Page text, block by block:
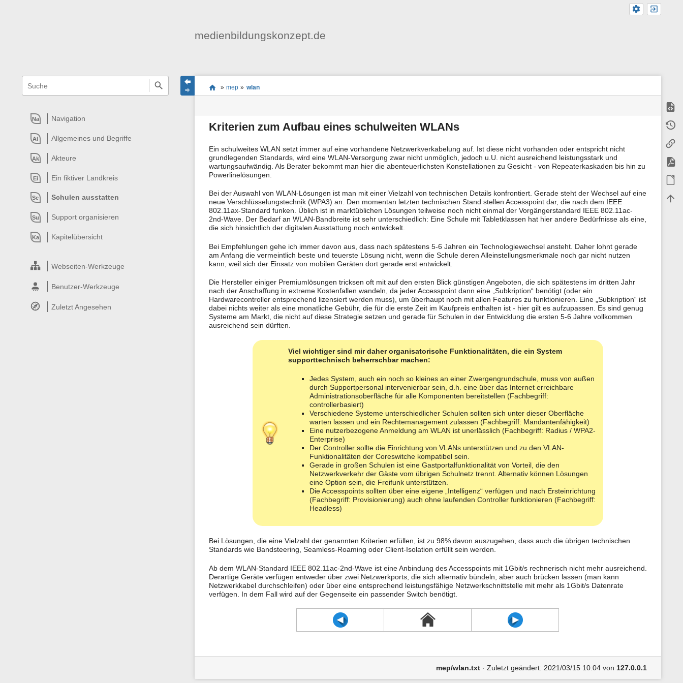
medienbildungskonzept.de
Wikiübergreifende
Schnellsuche
Na Navigation
Al Allgemeines und Begriffe
Ak Akteure
Ei Ein fiktiver Landkreis
Sc Schulen ausstatten
Su Support organisieren
Ka Kapitelübersicht
Webseiten-Werkzeuge
Benutzer-Werkzeuge
Zuletzt Angesehen
Seitenstatus
Standortanzeiger
Sie
befinden
» mep » wlan
Seiten-
PDF
ODT
M
Kriterien zum Aufbau eines schulweiten WLANs
Ein schulweites WLAN setzt immer auf eine vorhandene Netzwerkverkabelung auf. Ist diese nicht vorhanden oder entspricht nicht
grundlegenden Standards, wird eine WLAN-Versorgung zwar nicht unmöglich, jedoch u.U. nicht ausreichend leistungsstark und
wartungsaufwändig. Als Berater bekommt man hier die abenteuerlichsten Konstellationen zu Gesicht - von Repeaterkaskaden bis hin zu
Powerlinelösungen.
Bei der Auswahl von WLAN-Lösungen ist man mit einer Vielzahl von technischen Details konfrontiert. Gerade steht der Wechsel auf eine
neue Verschlüsselungstechnik (WPA3) an. Den momentan letzten technischen Stand stellen Accesspoint dar, die nach dem IEEE
802.11ax-Standard funken. Üblich ist in marktüblichen Lösungen teilweise noch nicht einmal der Vorgängerstandard IEEE 802.11ac-
2nd-Wave. Der Bedarf an WLAN-Bandbreite ist sehr unterschiedlich: Eine Schule mit Tabletklassen hat hier andere Bedürfnisse als eine,
die sich hinsichtlich der digitalen Ausstattung noch entwickelt.
Bei Empfehlungen gehe ich immer davon aus, dass nach spätestens 5-6 Jahren ein Technologiewechsel ansteht. Daher lohnt gerade
am Anfang die vermeintlich beste und teuerste Lösung nicht, wenn die Schule deren Alleinstellungsmerkmale noch gar nicht nutzen
kann, weil sich der Einsatz von mobilen Geräten dort gerade erst entwickelt.
Die Hersteller einiger Premiumlösungen tricksen oft mit auf den ersten Blick günstigen Angeboten, die sich spätestens im dritten Jahr
nach der Anschaffung in extreme Kostenfallen wandeln, da jeder Accesspoint dann eine „Subkription“ benötigt (oder ein
Hardwarecontroller entsprechend lizensiert werden muss), um überhaupt noch mit allen Features zu funktionieren. Eine „Subkription“ ist
dabei nichts weiter als eine monatliche Gebühr, die für die erste Zeit im Kaufpreis enthalten ist - hier gilt es aufzupassen. Es sind genug
Systeme am Markt, die nicht auf diese Strategie setzen und gerade für Schulen in der Entwicklung die ersten 5-6 Jahre vollkommen
ausreichend sein dürften.
Viel wichtiger sind mir daher organisatorische Funktionalitäten, die ein System
supporttechnisch beherrschbar machen:
Jedes System, auch ein noch so kleines an einer Zwergengrundschule, muss von außen
durch Supportpersonal intervenierbar sein, d.h. eine über das Internet erreichbare
Administrationsoberfläche für alle Komponenten bereitstellen (Fachbegriff:
controllerbasiert)
Verschiedene Systeme unterschiedlicher Schulen sollten sich unter dieser Oberfläche
warten lassen und ein Rechtemanagement zulassen (Fachbegriff: Mandantenfähigkeit)
Eine nutzerbezogene Anmeldung am WLAN ist unerlässlich (Fachbegriff: Radius / WPA2-
Enterprise)
Der Controller sollte die Einrichtung von VLANs unterstützen und zu den VLAN-
Funktionalitäten der Coreswitche kompatibel sein.
Gerade in großen Schulen ist eine Gastportalfunktionalität von Vorteil, die den
Netzwerkverkehr der Gäste vom übrigen Schulnetz trennt. Alternativ können Lösungen
eine Option sein, die Freifunk unterstützen.
Die Accesspoints sollten über eine eigene „Intelligenz“ verfügen und nach Ersteinrichtung
(Fachbegriff: Provisionierung) auch ohne laufenden Controller funktionieren (Fachbegriff:
Headless)
Bei Lösungen, die eine Vielzahl der genannten Kriterien erfüllen, ist zu 98% davon auszugehen, dass auch die übrigen technischen
Standards wie Bandsteering, Seamless-Roaming oder Client-Isolation erfüllt sein werden.
Ab dem WLAN-Standard IEEE 802.11ac-2nd-Wave ist eine Anbindung des Accesspoints mit 1Gbit/s rechnerisch nicht mehr ausreichend.
Derartige Geräte verfügen entweder über zwei Netzwerkports, die sich alternativ bündeln, aber auch brücken lassen (man kann
Netzwerkkabel durchschleifen) oder über eine entsprechend leistungsfähige Netzwerkschnittstelle mit mehr als 1Gbit/s Datenrate
verfügen. In dem Fall wird auf der Gegenseite ein passender Switch benötigt.
mep/wlan.txt · Zuletzt geändert: 2021/03/15 10:04 von 127.0.0.1